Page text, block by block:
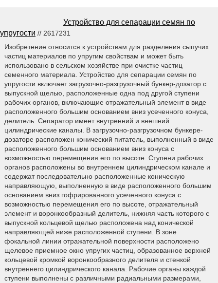
Устройство для сепарации семян по
упругости // 2617231
Изобретение относится к устройствам для разделения сыпучих
частиц материалов по упругим свойствам и может быть
использовано в сельском хозяйстве при очистке частиц
семенного материала. Устройство для сепарации семян по
упругости включает загрузочно-разгрузочный бункер-дозатор с
выпускной щелью, расположенные одна под другой ступени
рабочих органов, включающие отражательный элемент в виде
расположенного большим основанием вниз усеченного конуса,
делитель. Сепаратор имеет внутренний и внешний
цилиндрические каналы. В загрузочно-разгрузочном бункере-
дозаторе расположен конический питатель, выполненный в виде
расположенного большим основанием вниз конуса с
возможностью перемещения его по высоте. Ступени рабочих
органов расположены во внутреннем цилиндрическом канале и
содержат последовательно расположенные коническую
направляющую, выполненную в виде расположенного большим
основанием вниз гофрированного усеченного конуса с
возможностью перемещения его по высоте, отражательный
элемент и воронкообразный делитель, нижняя часть которого с
выпускной кольцевой щелью расположена над конической
направляющей ниже расположенной ступени. В зоне
фокальной линии отражательной поверхности расположено
щелевое приемное окно упругих частиц, образованное верхней
кольцевой кромкой воронкообразного делителя и стенкой
внутреннего цилиндрического канала. Рабочие органы каждой
ступени выполнены с различными радиальными размерами,